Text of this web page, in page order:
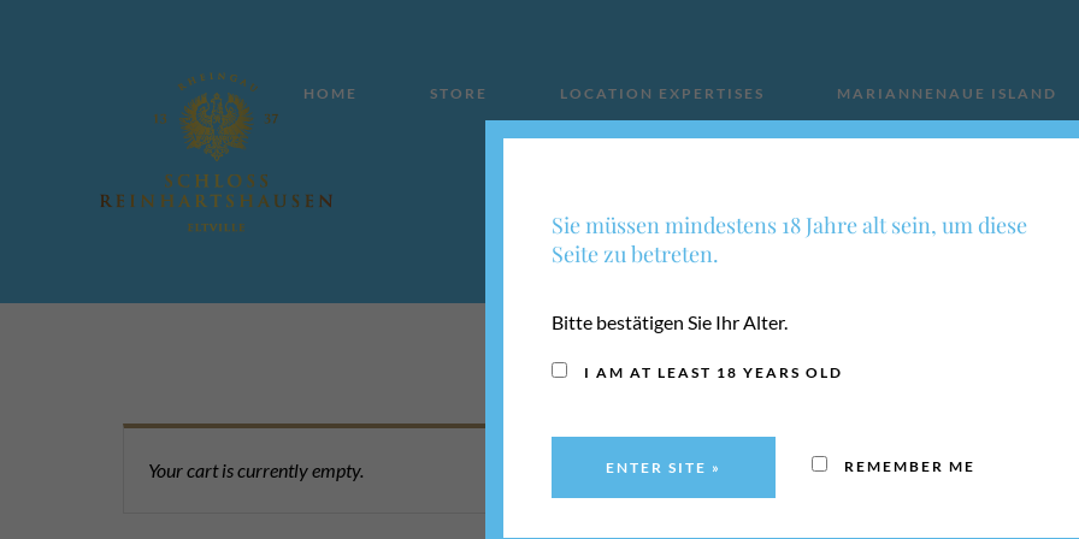
HOME STORE LOCATION EXPERTISES MARIANNENAUE ISLAND
Your cart is currently empty.
Sie müssen mindestens 18 Jahre alt sein, um diese
Seite zu betreten.
Bitte bestätigen Sie Ihr Alter.
I AM AT LEAST 18 YEARS OLD
REMEMBER ME